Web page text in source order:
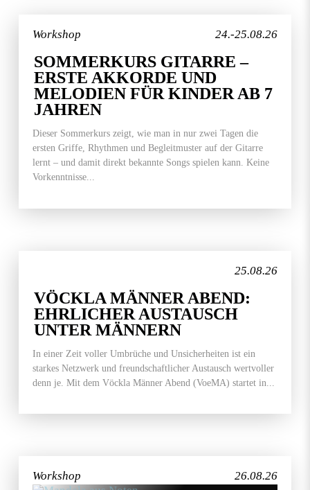
24.-25.08.26
Workshop
SOMMERKURS GITARRE –
ERSTE AKKORDE UND
MELODIEN FÜR KINDER AB 7
JAHREN
Dieser Sommerkurs zeigt, wie man in nur zwei Tagen die
ersten Griffe, Rhythmen und Begleitmuster auf der Gitarre
lernt – und damit direkt bekannte Songs spielen kann. Keine
Vorkenntnisse...
25.08.26
VÖCKLA MÄNNER ABEND:
EHRLICHER AUSTAUSCH
UNTER MÄNNERN
In einer Zeit voller Umbrüche und Unsicherheiten ist ein
starkes Netzwerk und freundschaftlicher Austausch wertvoller
denn je. Mit dem Vöckla Männer Abend (VoeMA) startet in...
26.08.26
Workshop